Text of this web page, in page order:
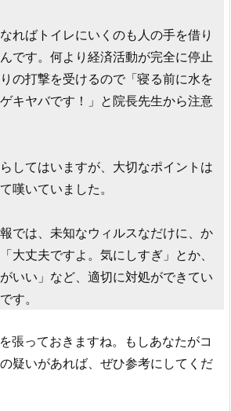
ればトイレにいくのも人の手を借り
です。何より経済活動が完全に停止
の打撃を受けるので「寝る前に水を
キヤバです！」と院長先生から注意
してはいますが、大切なポイントは
嘆いていました。
では、未知なウィルスなだけに、か
大丈夫ですよ。気にしすぎ」とか、
いい」など、適切に対処ができてい
す。
張っておきますね。もしあなたがコ
疑いがあれば、ぜひ参考にしてくだ